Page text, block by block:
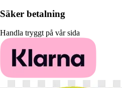
Säker betalning
Handla tryggt på vår sida